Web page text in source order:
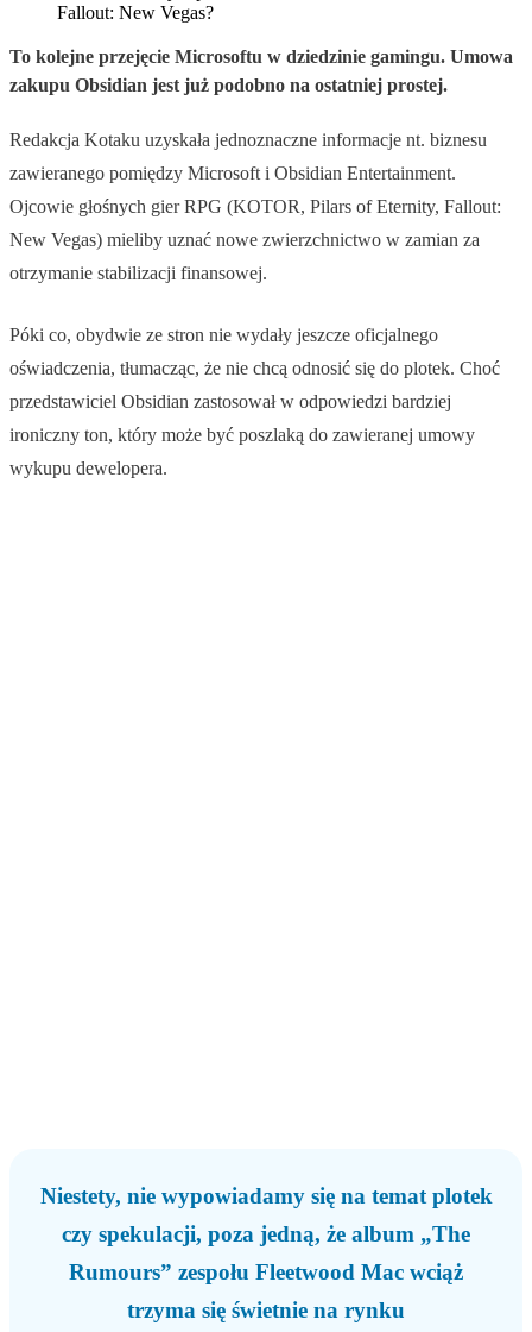
To kolejne przejęcie Microsoftu w dziedzinie gamingu. Umowa
zakupu Obsidian jest już podobno na ostatniej prostej.
Redakcja Kotaku uzyskała jednoznaczne informacje nt. biznesu
zawieranego pomiędzy Microsoft i Obsidian Entertainment.
Ojcowie głośnych gier RPG (KOTOR, Pilars of Eternity, Fallout:
New Vegas) mieliby uznać nowe zwierzchnictwo w zamian za
otrzymanie stabilizacji finansowej.
Póki co, obydwie ze stron nie wydały jeszcze oficjalnego
oświadczenia, tłumacząc, że nie chcą odnosić się do plotek. Choć
przedstawiciel Obsidian zastosował w odpowiedzi bardziej
ironiczny ton, który może być poszlaką do zawieranej umowy
wykupu dewelopera.
Niestety, nie wypowiadamy się na temat plotek
czy spekulacji, poza jedną, że album „The
Rumours” zespołu Fleetwood Mac wciąż
trzyma się świetnie na rynku